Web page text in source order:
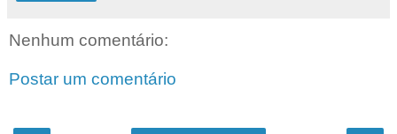
Nenhum comentário:
Postar um comentário